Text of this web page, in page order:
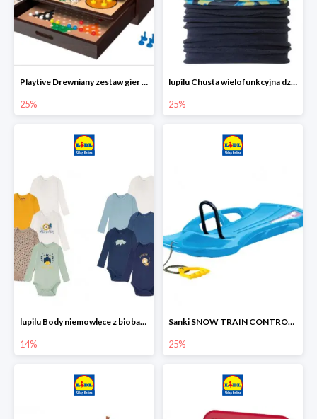
Playtive Drewniany zestaw gier 10 w 1
25%
lupilu Chusta wielofunkcyjna dziecięca
25%
lupilu Body niemowlęce z biobawełny
14%
Sanki SNOW TRAIN CONTROL -25%
25%